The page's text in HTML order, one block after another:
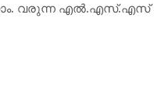
വരുന്ന എൽ.എസ്.എസ്